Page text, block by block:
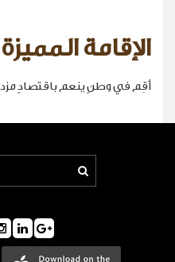
الإقامة
أقِم في وطنٍ ينعم باقتصادٍ